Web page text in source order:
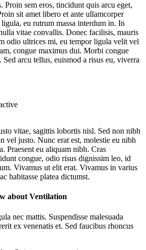
Proin sem eros, tincidunt quis arcu eget,
sit amet libero et ante ullamcorper
eu rutrum massa interdum in. In
vitae convallis. Donec facilisis, mauris
odio ultrices mi, eu tempor ligula velit vel
congue maximus dui. Morbi congue
arcu tellus, euismod a risus eu, viverra
vitae, sagittis lobortis nisl. Sed non nibh
vel justo. Nunc erat est, molestie eu nibh
Praesent eu aliquam nibh. Cras
congue, odio risus dignissim leo, id
Vivamus ut elit erat. Vivamus in varius
habitasse platea dictumst.
about Ventilation
nec mattis. Suspendisse malesuada
ex venenatis et. Sed faucibus rhoncus